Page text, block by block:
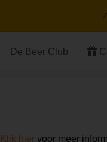
De Beer Club
Klik hier voor meer